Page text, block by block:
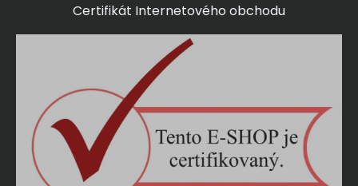
Certifikát Internetového obchodu